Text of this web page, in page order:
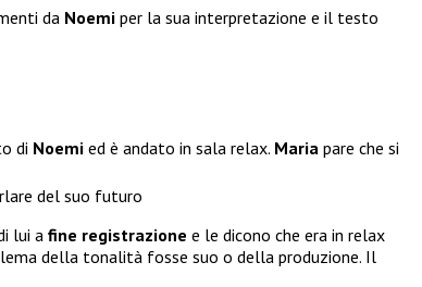
da Noemi per la sua interpretazione e il testo
di Noemi ed è andato in sala relax. Maria pare che si
del suo futuro
lui a fine registrazione e le dicono che era in relax
della tonalità fosse suo o della produzione. Il